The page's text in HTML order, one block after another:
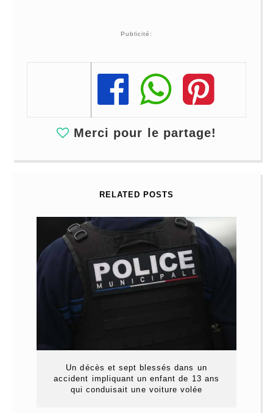
Publicité:
Share
Share
Share
Merci pour le partage!
RELATED POSTS
Un décès et sept blessés dans un
accident impliquant un enfant de 13 ans
qui conduisait une voiture volée